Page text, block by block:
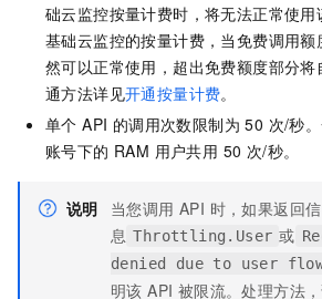
础云监控按量计费时，将无法正常使用
基础云监控的按量计费，当免费调用
然可以正常使用，超出免费额度部分
通方法详见开通按量计费。
单个 API 的调用次数限制为 50 次/秒
账号下的 RAM 用户共用 50 次/秒。
说明
当您调用 API 时，如果返回信
息 Throttling.User 或
denied due to user
明该 API 被限流。处理方法